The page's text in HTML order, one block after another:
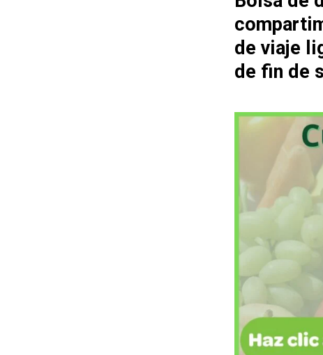
de viaje
de fin de